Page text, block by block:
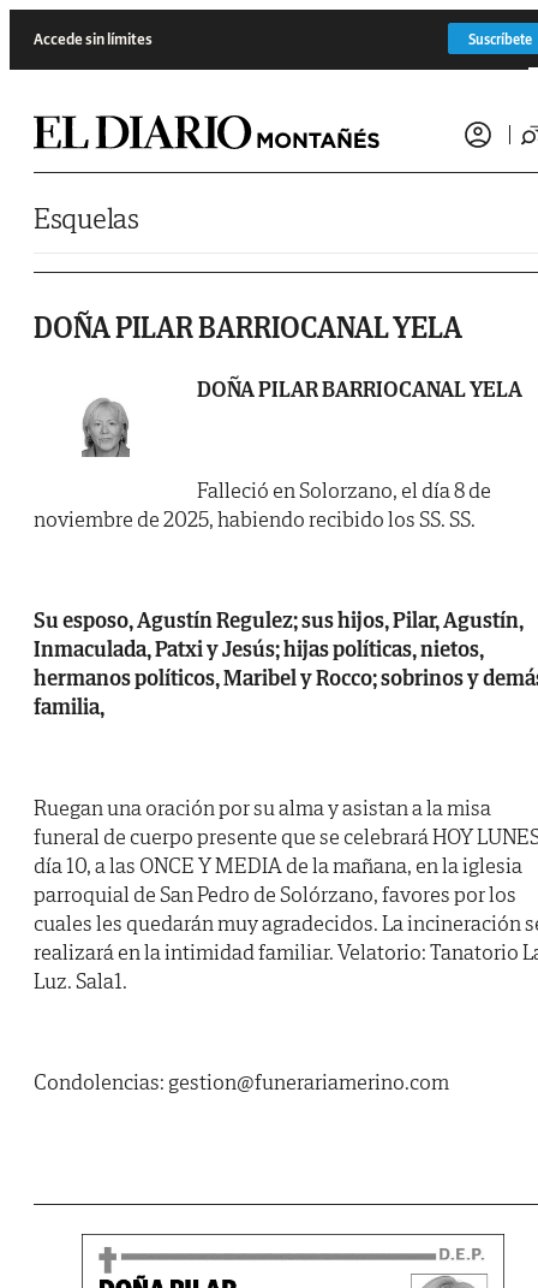
Accede sin límites Suscríbete
Esquelas
DOÑA PILAR BARRIOCANAL YELA
DOÑA PILAR BARRIOCANAL YELA
Falleció en Solorzano, el día 8 de
noviembre de 2025, habiendo recibido los SS. SS.
Su esposo, Agustín Regulez; sus hijos, Pilar, Agustín,
Inmaculada, Patxi y Jesús; hijas políticas, nietos,
hermanos políticos, Maribel y Rocco; sobrinos y
familia,
Ruegan una oración por su alma y asistan a la misa
funeral de cuerpo presente que se celebrará HOY
día 10, a las ONCE Y MEDIA de la mañana, en la iglesia
parroquial de San Pedro de Solórzano, favores por los
cuales les quedarán muy agradecidos. La incineración
realizará en la intimidad familiar. Velatorio: Tanatorio
Luz. Sala1.
Condolencias: gestion@funerariamerino.com